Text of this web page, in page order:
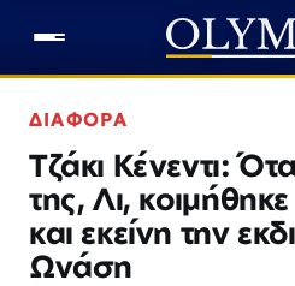
ΔΙΑΦΟΡΑ
Τζάκι Κένεντι:
της, Λι,
και εκείνη την
Ωνάση